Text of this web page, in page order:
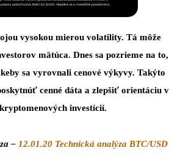
vysokou mierou volatility. Tá môže
mätúca. Dnes sa pozrieme na to,
sa vyrovnali cenové výkyvy. Takýto
cenné dáta a zlepšiť orientáciu v
investícií.
– 12.01.20 Technická analýza BTC/USD